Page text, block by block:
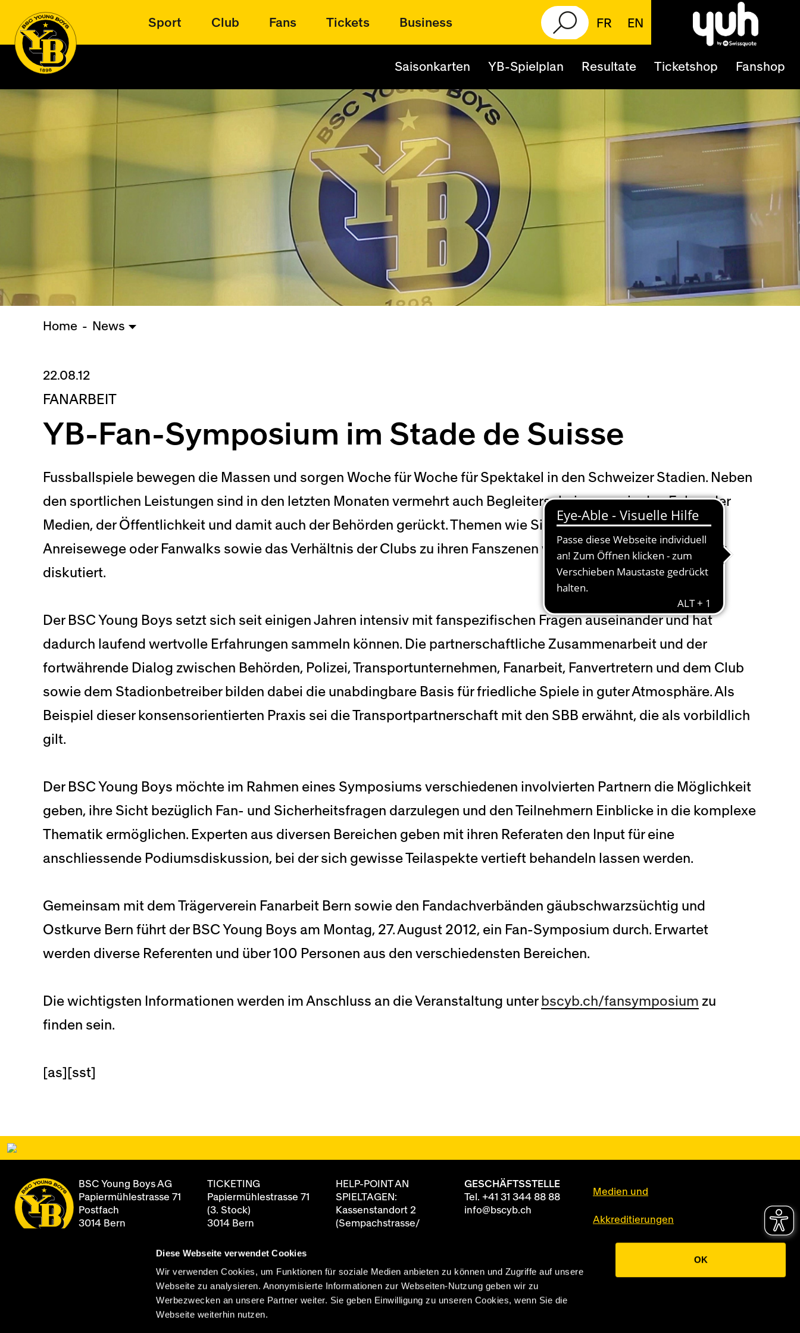
Diese Webseite verwendet Cookies
Wir verwenden Cookies, um Funktionen für soziale Medien anbieten zu können und Zugriffe auf unsere
Webseite zu analysieren. Anonymisierte Informationen zur Webseiten-Nutzung geben wir zu
Werbezwecken an unsere Partner weiter. Sie geben Einwilligung zu unseren Cookies, wenn Sie die
Webseite weiterhin nutzen.
OK
Sport Club Fans Tickets Business FR EN
Saisonkarten YB-Spielplan Resultate Ticketshop Fanshop
Home News
22.08.12
FANARBEIT
YB-Fan-Symposium im Stade de Suisse
Fussballspiele bewegen die Massen und sorgen Woche für Woche für Spektakel in den Schweizer Stadien. Neben
den sportlichen Leistungen sind in den letzten Monaten vermehrt auch Begleiterscheinungen in den Fokus der
Medien, der Öffentlichkeit und damit auch der Behörden gerückt. Themen wie Sicherheit, Gewalt, Pyro,
Anreisewege oder Fanwalks sowie das Verhältnis der Clubs zu ihren Fanszenen wurden und werden angeregt
diskutiert.
Der BSC Young Boys setzt sich seit einigen Jahren intensiv mit fanspezifischen Fragen auseinander und hat
dadurch laufend wertvolle Erfahrungen sammeln können. Die partnerschaftliche Zusammenarbeit und der
fortwährende Dialog zwischen Behörden, Polizei, Transportunternehmen, Fanarbeit, Fanvertretern und dem Club
sowie dem Stadionbetreiber bilden dabei die unabdingbare Basis für friedliche Spiele in guter Atmosphäre. Als
Beispiel dieser konsensorientierten Praxis sei die Transportpartnerschaft mit den SBB erwähnt, die als vorbildlich
gilt.
Der BSC Young Boys möchte im Rahmen eines Symposiums verschiedenen involvierten Partnern die Möglichkeit
geben, ihre Sicht bezüglich Fan- und Sicherheitsfragen darzulegen und den Teilnehmern Einblicke in die komplexe
Thematik ermöglichen. Experten aus diversen Bereichen geben mit ihren Referaten den Input für eine
anschliessende Podiumsdiskussion, bei der sich gewisse Teilaspekte vertieft behandeln lassen werden.
Gemeinsam mit dem Trägerverein Fanarbeit Bern sowie den Fandachverbänden gäubschwarzsüchtig und
Ostkurve Bern führt der BSC Young Boys am Montag, 27. August 2012, ein Fan-Symposium durch. Erwartet
werden diverse Referenten und über 100 Personen aus den verschiedensten Bereichen.
Die wichtigsten Informationen werden im Anschluss an die Veranstaltung unter bscyb.ch/fansymposium zu
finden sein.
[as][sst]
BSC Young Boys AG
Papiermühlestrasse 71
Postfach
3014 Bern
TICKETING
Papiermühlestrasse 71
(3. Stock)
3014 Bern
+41 31 344 88 88
Öffnungszeiten
Montag - Freitag
08:00 - 12:00 Uhr
13:00 - 17:00 Uhr
HELP-POINT AN
SPIELTAGEN:
Kassenstandort 2
(Sempachstrasse/
90 Minuten vor
GESCHÄFTSSTELLE
Tel. +41 31 344 88 88
info@bscyb.ch
Medien und
Akkreditierungen
Datenschutz
Impressum